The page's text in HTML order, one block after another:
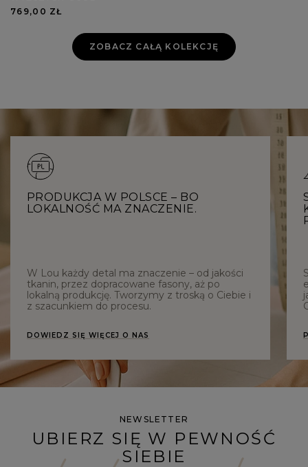
769,00 ZŁ
ZOBACZ CAŁĄ KOLEKCJĘ
PRODUKCJA W POLSCE – BO
LOKALNOŚĆ MA ZNACZENIE.
W Lou każdy detal ma znaczenie – od jakości
tkanin, przez dopracowane fasony, aż po
lokalną produkcję. Tworzymy z troską o Ciebie i
z szacunkiem do procesu.
DOWIEDZ SIĘ WIĘCEJ O NAS
NEWSLETTER
UBIERZ SIĘ W PEWNOŚĆ
SIEBIE